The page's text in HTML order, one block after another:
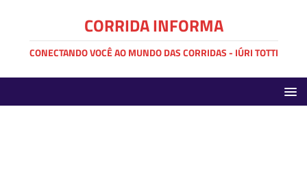
CORRIDA INFORMA
CONECTANDO VOCÊ AO MUNDO DAS CORRIDAS - IÚRI TOTTI